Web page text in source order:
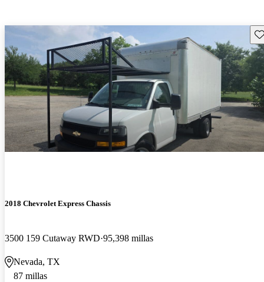
2018 Chevrolet Express Chassis
3500 159 Cutaway RWD 95,398 millas
Nevada, TX
87 millas